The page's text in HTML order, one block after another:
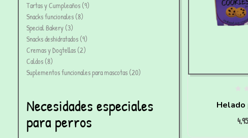
Tartas y Cumpleaños 9
Snacks funcionales 8
Special Bakery 3
Snacks deshidratados 9
Cremas y Dogtellas 2
Caldos 8
Suplementos funcionales para mascotas 20
Necesidades especiales
para perros
Helado
4,95